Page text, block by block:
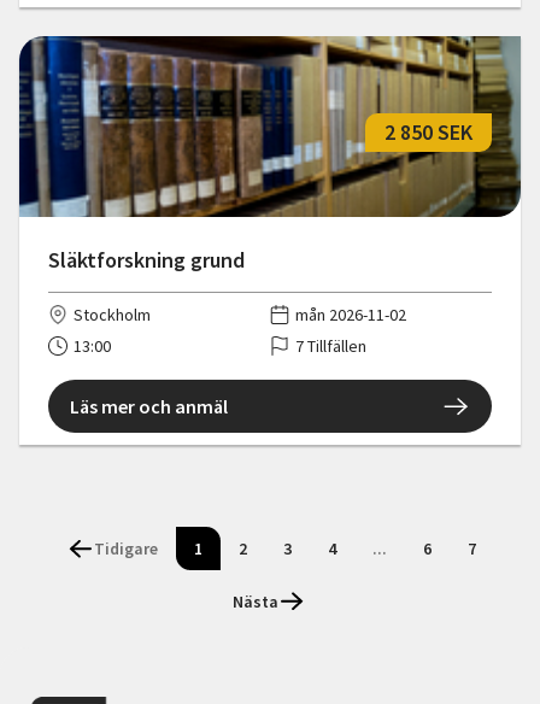
Släktforskning grund
2 850 SEK
Stockholm
mån 2026-11-02
13:00
7 Tillfällen
Läs mer och anmäl
Tidigare 1 2 3 4 ... 6 7
Nästa